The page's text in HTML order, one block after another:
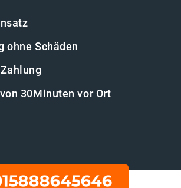
ohne Schäden
30Minuten vor Ort